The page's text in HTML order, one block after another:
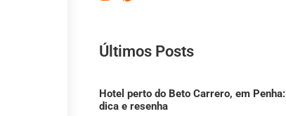
Últimos Posts
Hotel perto do Beto Carrero, em Penha:
dica e resenha